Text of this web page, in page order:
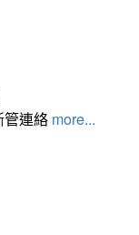
管連絡 more...